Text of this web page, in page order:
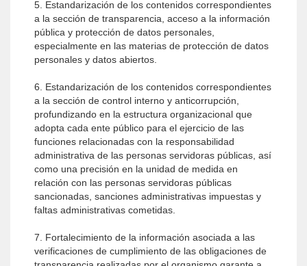
5. Estandarización de los contenidos correspondientes
a la sección de transparencia, acceso a la información
pública y protección de datos personales,
especialmente en las materias de protección de datos
personales y datos abiertos.
6. Estandarización de los contenidos correspondientes
a la sección de control interno y anticorrupción,
profundizando en la estructura organizacional que
adopta cada ente público para el ejercicio de las
funciones relacionadas con la responsabilidad
administrativa de las personas servidoras públicas, así
como una precisión en la unidad de medida en
relación con las personas servidoras públicas
sancionadas, sanciones administrativas impuestas y
faltas administrativas cometidas.
7. Fortalecimiento de la información asociada a las
verificaciones de cumplimiento de las obligaciones de